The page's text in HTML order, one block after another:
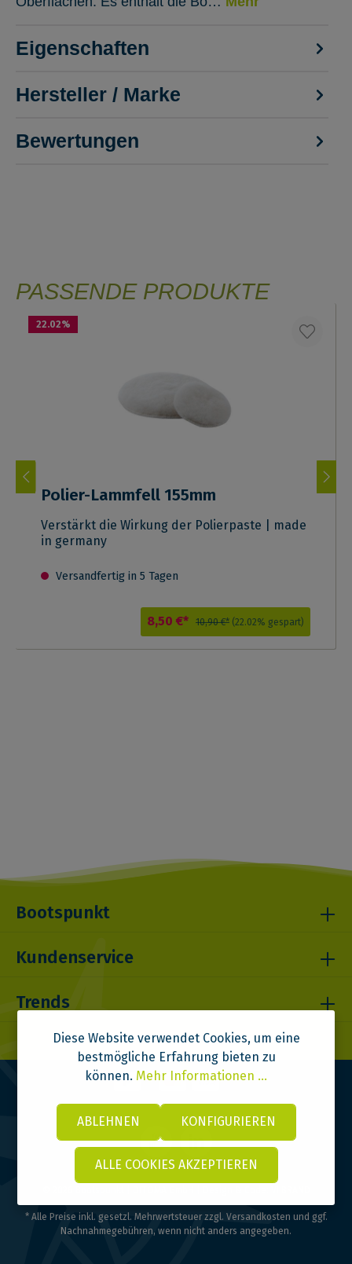
Eigenschaften
Hersteller / Marke
Bewertungen
PASSENDE PRODUKTE
22.02%
Polier-Lammfell 155mm
Verstärkt die Wirkung der Polierpaste | made
in germany
Versandfertig in 5 Tagen
8,50 €* 10,90 €* (22.02% gespart)
Bootspunkt
Kundenservice
Trends
* Alle Preise inkl. gesetzl. Mehrwertsteuer zzgl. Versandkosten und ggf.
Nachnahmegebühren, wenn nicht anders angegeben.
Diese Website verwendet Cookies, um eine
bestmögliche Erfahrung bieten zu
können. Mehr Informationen ...
ABLEHNEN KONFIGURIEREN
ALLE COOKIES AKZEPTIEREN